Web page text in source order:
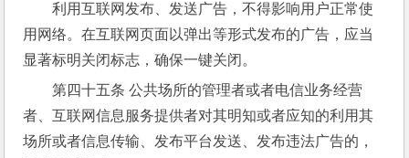
利用互联网发布、发送广告，不得影响用户正常使
用网络。在互联网页面以弹出等形式发布的广告，应当
显著标明关闭标志，确保一键关闭。
第四十五条 公共场所的管理者或者电信业务经营
者、互联网信息服务提供者对其明知或者应知的利用其
场所或者信息传输、发布平台发送、发布违法广告的，